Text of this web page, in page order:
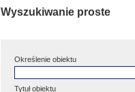
Wyszukiwanie proste
Określenie obiektu
Tytuł obiektu